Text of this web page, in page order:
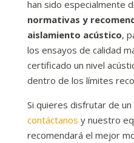
han sido especialmente
normativas y
aislamiento acústico,
los ensayos de calidad
certificado un nivel
dentro de los límites
Si quieres disfrutar de
contáctanos y nuestro
recomendará el mejor